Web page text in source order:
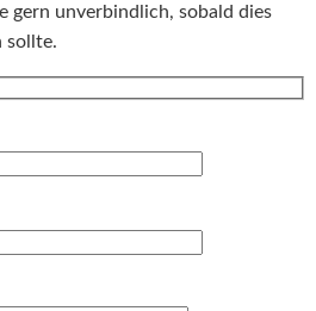
gern unverbindlich, sobald dies
sollte.